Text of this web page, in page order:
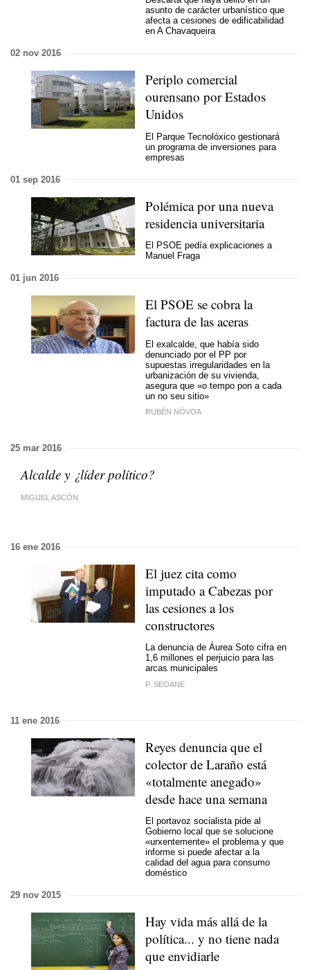
asunto de carácter urbanístico que
afecta a cesiones de edificabilidad
en A Chavaqueira
02 nov 2016
Periplo comercial
ourensano por Estados
Unidos
El Parque Tecnolóxico gestionará
un programa de inversiones para
empresas
01 sep 2016
Polémica por una nueva
residencia universitaria
El PSOE pedía explicaciones a
Manuel Fraga
01 jun 2016
El PSOE se cobra la
factura de las aceras
El exalcalde, que había sido
denunciado por el PP por
supuestas irregularidades en la
urbanización de su vivienda,
asegura que «o tempo pon a cada
un no seu sitio»
RUBÉN NÓVOA
25 mar 2016
Alcalde y ¿líder político?
MIGUEL ASCÓN
16 ene 2016
El juez cita como
imputado a Cabezas por
las cesiones a los
constructores
La denuncia de Áurea Soto cifra en
1,6 millones el perjuicio para las
arcas municipales
P. SEOANE
11 ene 2016
Reyes denuncia que el
colector de Laraño está
«totalmente anegado»
desde hace una semana
El portavoz socialista pide al
Gobierno local que se solucione
«urxentemente» el problema y que
informe si puede afectar a la
calidad del agua para consumo
doméstico
29 nov 2015
Hay vida más allá de la
política... y no tiene nada
que envidiarle